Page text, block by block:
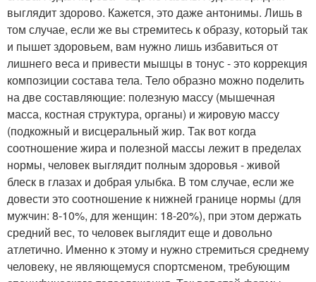
выглядит здорово. Кажется, это даже антонимы. Лишь в
том случае, если же вы стремитесь к образу, который так
и пышет здоровьем, вам нужно лишь избавиться от
лишнего веса и привести мышцы в тонус - это коррекция
композиции состава тела. Тело образно можно поделить
на две составляющие: полезную массу (мышечная
масса, костная структура, органы) и жировую массу
(подкожный и висцеральный жир. Так вот когда
соотношение жира и полезной массы лежит в пределах
нормы, человек выглядит полным здоровья - живой
блеск в глазах и добрая улыбка. В том случае, если же
довести это соотношение к нижней границе нормы (для
мужчин: 8-10%, для женщин: 18-20%), при этом держать
средний вес, то человек выглядит еще и довольно
атлетично. Именно к этому и нужно стремиться среднему
человеку, не являющемуся спортсменом, требующим